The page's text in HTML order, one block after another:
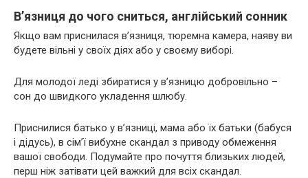
В’язниця до чого сниться, англійський сонник
Якщо вам приснилася в’язниця, тюремна камера, наяву ви
будете вільні у своїх діях або у своєму виборі.
Для молодої леді збиратися у в’язницю добровільно –
сон до швидкого укладення шлюбу.
Приснилися батько у в’язниці, мама або їх батьки (бабуся
і дідусь), в сім’ї вибухне скандал з приводу обмеження
вашої свободи. Подумайте про почуття близьких людей,
перш ніж затівати цей важкий для всіх скандал.